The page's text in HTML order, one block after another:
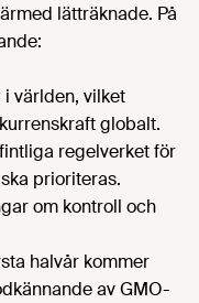
lätträknade. På
världen, vilket
globalt.
regelverket för
prioriteras.
om kontroll och
halvår kommer
av GMO-